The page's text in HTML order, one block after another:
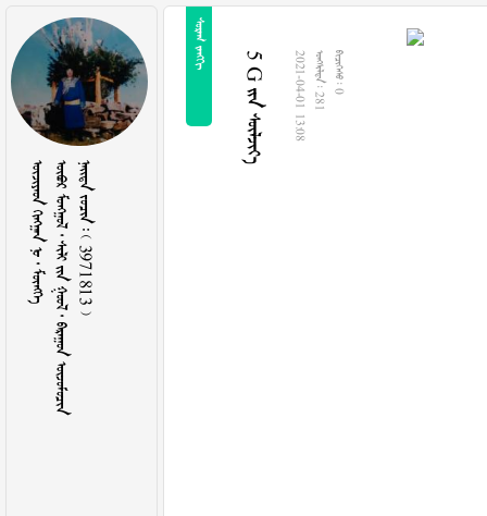
                3971813 
 
5 G   2021-04-01 13:08  281  0